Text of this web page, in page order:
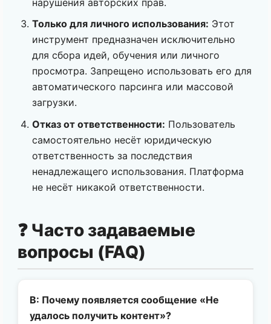
Только для личного использования: Этот
инструмент предназначен исключительно
для сбора идей, обучения или личного
просмотра. Запрещено использовать его для
автоматического парсинга или массовой
загрузки.
Отказ от ответственности: Пользователь
самостоятельно несёт юридическую
ответственность за последствия
ненадлежащего использования. Платформа
не несёт никакой ответственности.
❓ Часто задаваемые
вопросы (FAQ)
В: Почему появляется сообщение «Не
удалось получить контент»?